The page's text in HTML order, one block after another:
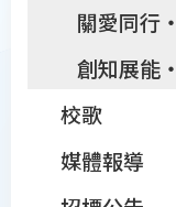
關愛同行
創知展能
校歌
媒體報導